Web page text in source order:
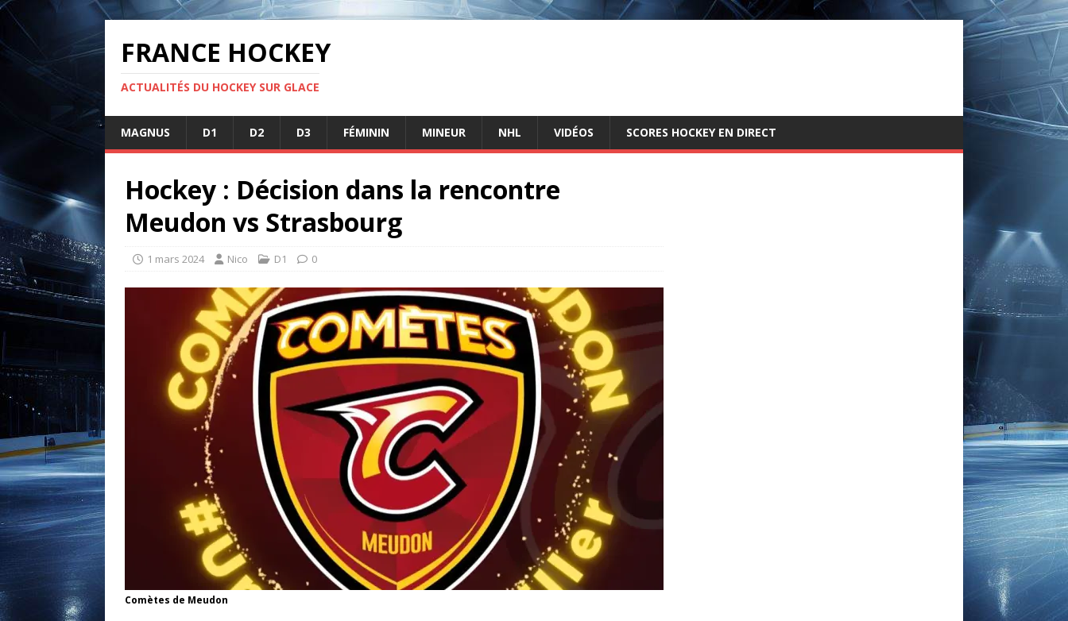
FRANCE HOCKEY
ACTUALITÉS DU HOCKEY SUR GLACE
MAGNUS D1 D2 D3 FÉMININ MINEUR NHL VIDÉOS SCORES HOCKEY EN DIRECT
Hockey : Décision dans la rencontre
Meudon vs Strasbourg
1 mars 2024 Nico D1 0
Comètes de Meudon